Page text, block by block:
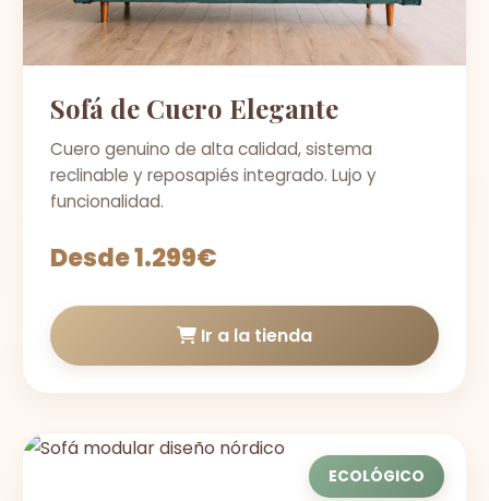
Sofá de Cuero Elegante
Cuero genuino de alta calidad, sistema
reclinable y reposapiés integrado. Lujo y
funcionalidad.
Desde 1.299€
Ir a la tienda
ECOLÓGICO